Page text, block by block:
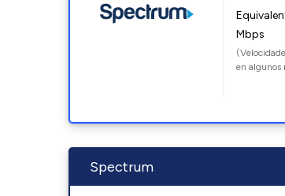
Mbps
en algunos
Spectrum